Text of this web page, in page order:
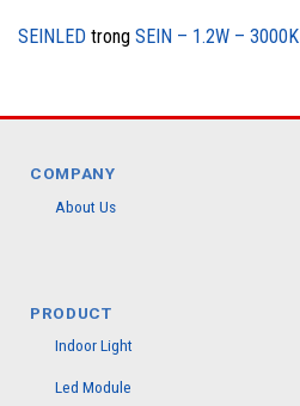
SEINLED trong SEIN – 1.2W – 3000K
COMPANY
About Us
PRODUCT
Indoor Light
Led Module